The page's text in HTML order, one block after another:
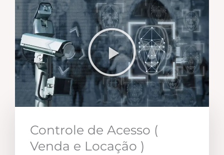
Controle de Acesso (
Venda e Locação )